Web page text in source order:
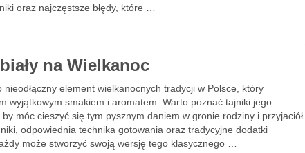
oraz najczęstsze błędy, które …
na Wielkanoc
nieodłączny element wielkanocnych tradycji w Polsce, który
wyjątkowym smakiem i aromatem. Warto poznać tajniki jego
móc cieszyć się tym pysznym daniem w gronie rodziny i przyjaciół.
odpowiednia technika gotowania oraz tradycyjne dodatki
może stworzyć swoją wersję tego klasycznego …